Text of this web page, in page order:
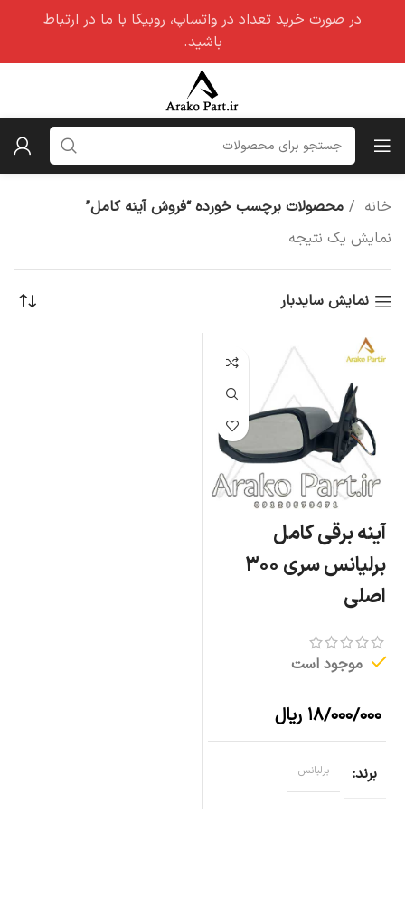
خانه
محصولات برچسب خورده “فروش آینه کامل”
نمایش یک نتیجه
نمایش سایدبار
آینه برقی کامل
برلیانس سری ۳۰۰
اصلی
موجود است
۱۸/۰۰۰/۰۰۰ ریال
برند برلیانس
در صورت خرید تعداد در واتساپ، روبیکا با ما در ارتباط
باشید.